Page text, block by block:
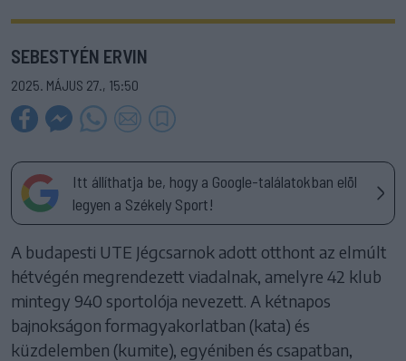
SEBESTYÉN ERVIN
2025. MÁJUS 27., 15:50
Itt állíthatja be, hogy a Google-találatokban elöl
legyen a Székely Sport!
A budapesti UTE Jégcsarnok adott otthont az elmúlt
hétvégén megrendezett viadalnak, amelyre 42 klub
mintegy 940 sportolója nevezett. A kétnapos
bajnokságon formagyakorlatban (kata) és
küzdelemben (kumite), egyéniben és csapatban,